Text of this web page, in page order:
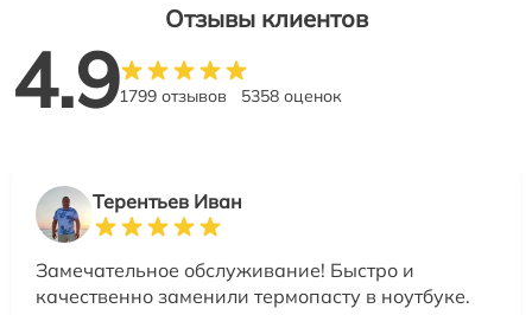
Отзывы клиентов
4.91799 отзывов 5358 оценок
Терентьев Иван
Замечательное обслуживание! Быстро и
качественно заменили термопасту в ноутбуке.